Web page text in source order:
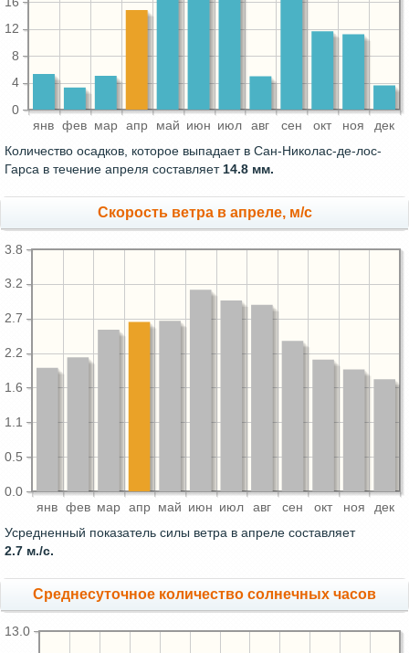
янв фев мар апр май июн июл авг сен окт ноя дек
0
4
8
12
Количество осадков, которое выпадает в Сан-Николас-де-лос-
Гарса в течение апреля составляет 14.8 мм.
Скорость ветра в апреле, м/с
янв фев мар апр май июн июл авг сен окт ноя дек
0.0
0.5
1.1
1.6
2.2
2.7
3.2
3.8
Усредненный показатель силы ветра в апреле составляет
2.7 м./с.
Среднесуточное количество солнечных часов
13.0